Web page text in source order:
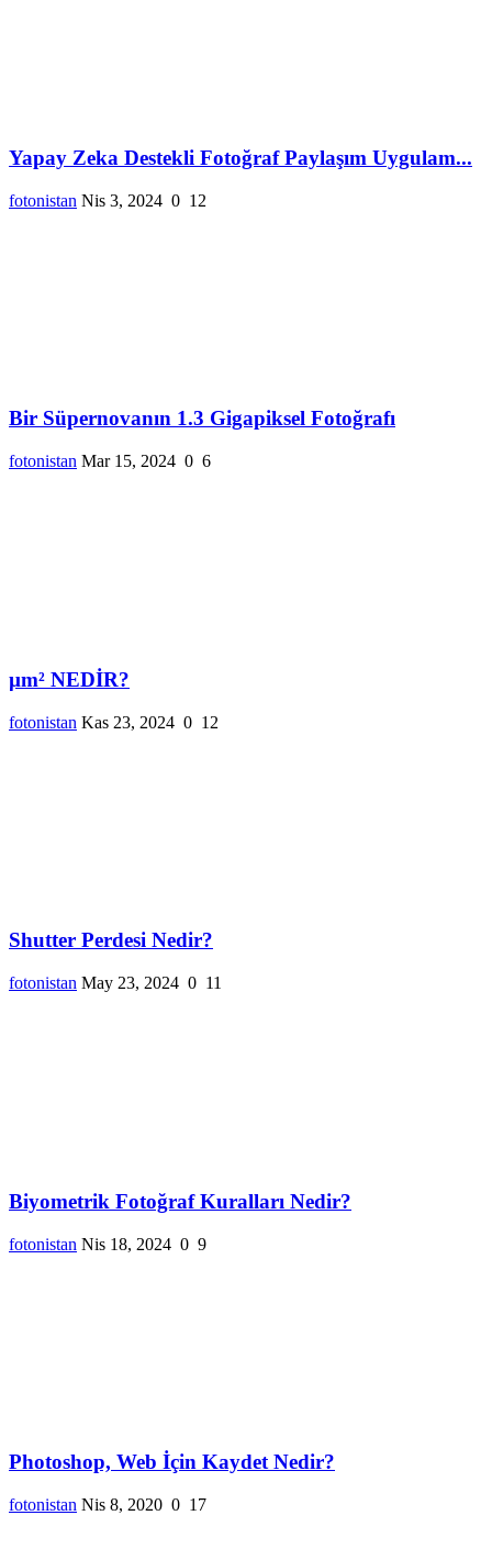
Yapay Zeka Destekli Fotoğraf Paylaşım Uygulam...
fotonistan Nis 3, 2024 0 12
Bir Süpernovanın 1.3 Gigapiksel Fotoğrafı
fotonistan Mar 15, 2024 0 6
µm² NEDİR?
fotonistan Kas 23, 2024 0 12
Shutter Perdesi Nedir?
fotonistan May 23, 2024 0 11
Biyometrik Fotoğraf Kuralları Nedir?
fotonistan Nis 18, 2024 0 9
Photoshop, Web İçin Kaydet Nedir?
fotonistan Nis 8, 2020 0 17